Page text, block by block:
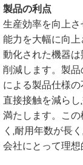
製品の利点
生産効率を向上
能力を大幅に向
動化された機器
削減します。製
による製品仕様
直接接触を減ら
満たします。こ
く,耐用年数が長
会社にとって理想